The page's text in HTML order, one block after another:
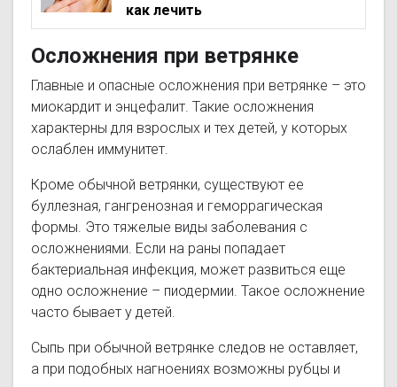
как лечить
Осложнения при ветрянке
Главные и опасные осложнения при ветрянке – это
миокардит и энцефалит. Такие осложнения
характерны для взрослых и тех детей, у которых
ослаблен иммунитет.
Кроме обычной ветрянки, существуют ее
буллезная, гангренозная и геморрагическая
формы. Это тяжелые виды заболевания с
осложнениями. Если на раны попадает
бактериальная инфекция, может развиться еще
одно осложнение – пиодермии. Такое осложнение
часто бывает у детей.
Сыпь при обычной ветрянке следов не оставляет,
а при подобных нагноениях возможны рубцы и